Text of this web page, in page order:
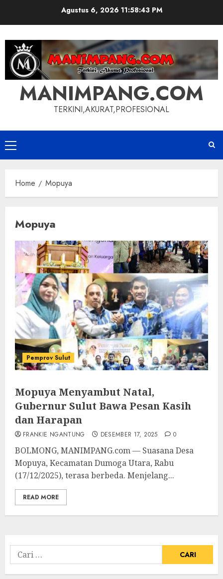
Agustus 6, 2026 11:58:44 PM
MANIMPANG.COM
TERKINI,AKURAT,PROFESIONAL
Primary
Menu
Home Mopuya
Mopuya
Pemprov Sulut
Mopuya Menyambut Natal,
Gubernur Sulut Bawa Pesan Kasih
dan Harapan
FRANKIE NGANTUNG DESEMBER 17, 2025 0
BOLMONG, MANIMPANG.com — Suasana Desa
Mopuya, Kecamatan Dumoga Utara, Rabu
(17/12/2025), terasa berbeda. Menjelang...
READ MORE
Cari
untuk: